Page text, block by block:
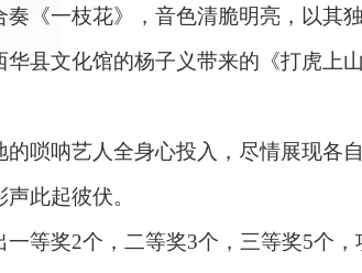
奏《一枝花》，音色清脆明亮，以其
华县文化馆的杨子义带来的《打虎上
呐艺人全身心投入，尽情展现各
此起彼伏。
奖2个，二等奖3个，三等奖5个，